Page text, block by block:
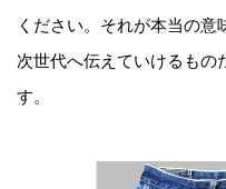
ください。それが本当の意
次世代へ伝えていけるもの
す。